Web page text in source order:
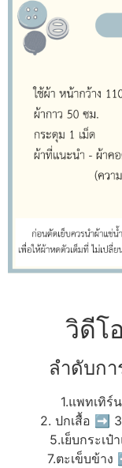
วิดีโ
ลำดับก
1.แพทเทิร์
2. ปกเสื้อ ➡
5.เย็บกระเ
7.ตะเข็บข้า